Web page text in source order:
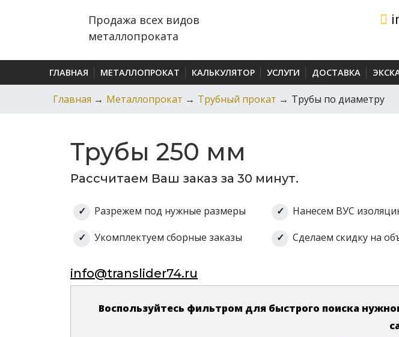
Продажа всех видов
металлопроката
ГЛАВНАЯ МЕТАЛЛОПРОКАТ КАЛЬКУЛЯТОР УСЛУГИ ДОСТАВКА
Главная → Металлопрокат → Трубный прокат → Трубы по диаметру
Трубы 250 мм
Рассчитаем Ваш заказ за 30 минут.
Разрежем под нужные размеры
Нанесем ВУС
Укомплектуем сборные заказы
Сделаем скидку на
info@translider74.ru
Воспользуйтесь фильтром для быстрого поиска